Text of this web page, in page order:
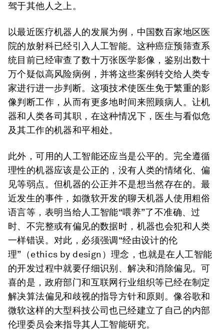
驾于其他人之上。
以最近医疗机器人的发展为例，中国数百家地区医
院的放射科已经引入人工智能。这种癌症预筛查系
统目前已经审查了数十万张医学影像，鉴别出数十
万个疑似高风险病例，并将这些案例转交给人类专
家进行进一步判断。这项技术使医生免于繁重的影
像判断工作，从而有更多地时间来照顾病人。让机
器和人类各司其职，在这种情况下，医生与看似危
及其工作的机器和平相处。
此外，可用的人工智能还应当是公平的。完全遵循
理性的机器应该是公正的，没有人类的情绪化、偏
见等弱点。但机器的公正并不是想当然存在的。最
近发生的事件，如微软开发的聊天机器人使用粗俗
语言等，表明当给人工智能“喂养”了不准确、过
时、不完整或有偏见的数据时，机器也会犯和人类
一样错误。对此，必须强调“经由设计的伦
理”（ethics by design）理念，也就是在人工智能
的开发过程中就要仔细识别、解决和消除偏见。可
喜的是，政府部门和互联网行业组织等已经在制定
解决算法偏见和歧视的指导方针和原则。像谷歌和
微软这样的大型科技公司也已经建立了自己的内部
伦理委员会来指导其人工智能研究。